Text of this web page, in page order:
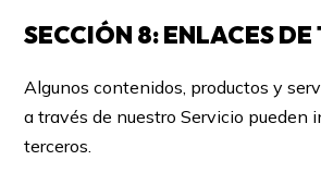
SECCIÓN 8: ENLACES DE
Algunos contenidos, productos y
a través de nuestro Servicio pueden
terceros.